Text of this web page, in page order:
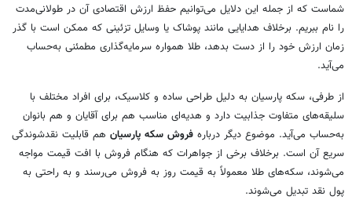
شماست که از جمله این دلایل می‌توانیم حفظ ارزش اقتصادی آن در طولانی‌مدت
را نام ببریم. برخلاف هدایایی مانند پوشاک یا وسایل تزئینی که ممکن است با گذر
زمان ارزش خود را از دست بدهد، طلا همواره سرمایه‌گذاری مطمئنی به‌حساب
می‌آید.
از طرفی، سکه پارسیان به دلیل طراحی ساده و کلاسیک، برای افراد مختلف با
سلیقه‌های متفاوت جذابیت دارد و هدیه‌ای مناسب هم برای آقایان و هم بانوان
به‌حساب می‌آید. موضوع دیگر درباره فروش سکه پارسیان هم قابلیت نقدشوندگی
سریع آن است. برخلاف برخی از جواهرات که هنگام فروش با افت قیمت مواجه
می‌شوند، سکه‌های طلا معمولاً به قیمت روز به فروش می‌رسند و به راحتی به
پول نقد تبدیل می‌شوند.